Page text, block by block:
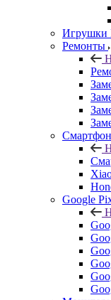
Игрушки
Ремонты
Google